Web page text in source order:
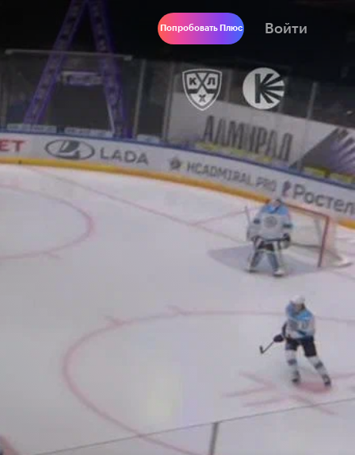
Попробовать Плюс Войти